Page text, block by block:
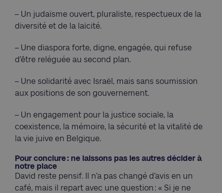
– Un judaïsme ouvert, pluraliste, respectueux de la
diversité et de la laïcité.
– Une diaspora forte, digne, engagée, qui refuse
d’être reléguée au second plan.
– Une solidarité avec Israël, mais sans soumission
aux positions de son gouvernement.
– Un engagement pour la justice sociale, la
coexistence, la mémoire, la sécurité et la vitalité de
la vie juive en Belgique.
Pour conclure : ne laissons pas les autres décider à
notre place
David reste pensif. Il n’a pas changé d’avis en un
café, mais il repart avec une question : « Si je ne